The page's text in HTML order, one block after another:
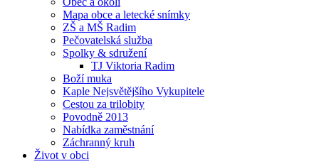
Mapa obce a letecké snímky
ZŠ a MŠ Radim
Pečovatelská služba
Spolky & sdružení
TJ Viktoria Radim
Boží muka
Kaple Nejsvětějšího Vykupitele
Cestou za trilobity
Povodně 2013
Nabídka zaměstnání
Záchranný kruh
Život v obci